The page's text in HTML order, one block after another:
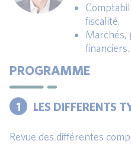
fiscalité.
Marchés,
financiers.
PROGRAMME
1 LES DIFFERENTS
Revue des différentes